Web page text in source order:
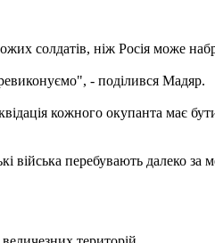
солдатів, ніж Росія може
- поділився Мадяр.
кожного окупанта має
перебувають далеко за